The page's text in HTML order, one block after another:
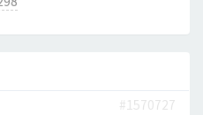
#1570727